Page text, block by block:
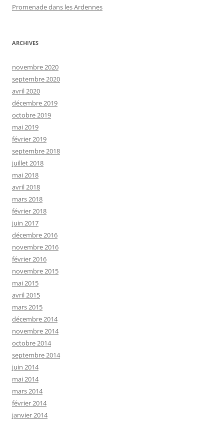
Promenade dans les Ardennes
ARCHIVES
novembre 2020
septembre 2020
avril 2020
décembre 2019
octobre 2019
mai 2019
février 2019
septembre 2018
juillet 2018
mai 2018
avril 2018
mars 2018
février 2018
juin 2017
décembre 2016
novembre 2016
février 2016
novembre 2015
mai 2015
avril 2015
mars 2015
décembre 2014
novembre 2014
octobre 2014
septembre 2014
juin 2014
mai 2014
mars 2014
février 2014
janvier 2014